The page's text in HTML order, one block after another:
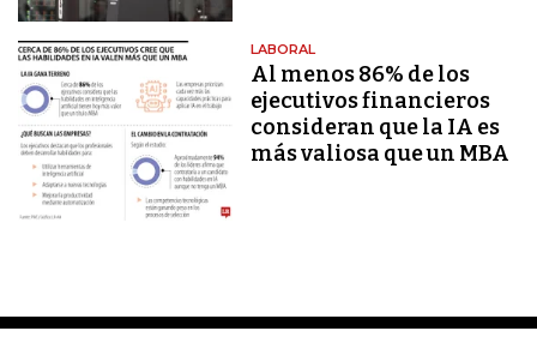
LABORAL
Al menos 86% de los
ejecutivos financieros
consideran que la IA es
más valiosa que un MBA